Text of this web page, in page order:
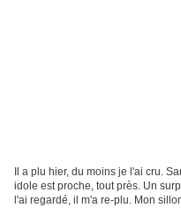
Il a plu hier, du moins je l'ai cru.
idole est proche, tout près. Un
l'ai regardé, il m'a re-plu. Mon